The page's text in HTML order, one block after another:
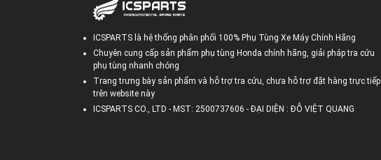
ICSPARTS là hệ thống phân phối 100% Phụ Tùng Xe Máy Chính Hãng
Chuyên cung cấp sản phẩm phụ tùng Honda chính hãng, giải pháp tra cứu
phụ tùng nhanh chóng
Trang trưng bày sản phẩm và hỗ trợ tra cứu, chưa hỗ trợ đặt hàng trực tiếp
trên website này
ICSPARTS CO., LTD - MST: 2500737606 - ĐẠI DIỆN : ĐỖ VIỆT QUANG